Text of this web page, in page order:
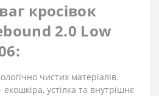
кросівок
2.0 Low
чистих матеріалів.
устілка та внутрішнє